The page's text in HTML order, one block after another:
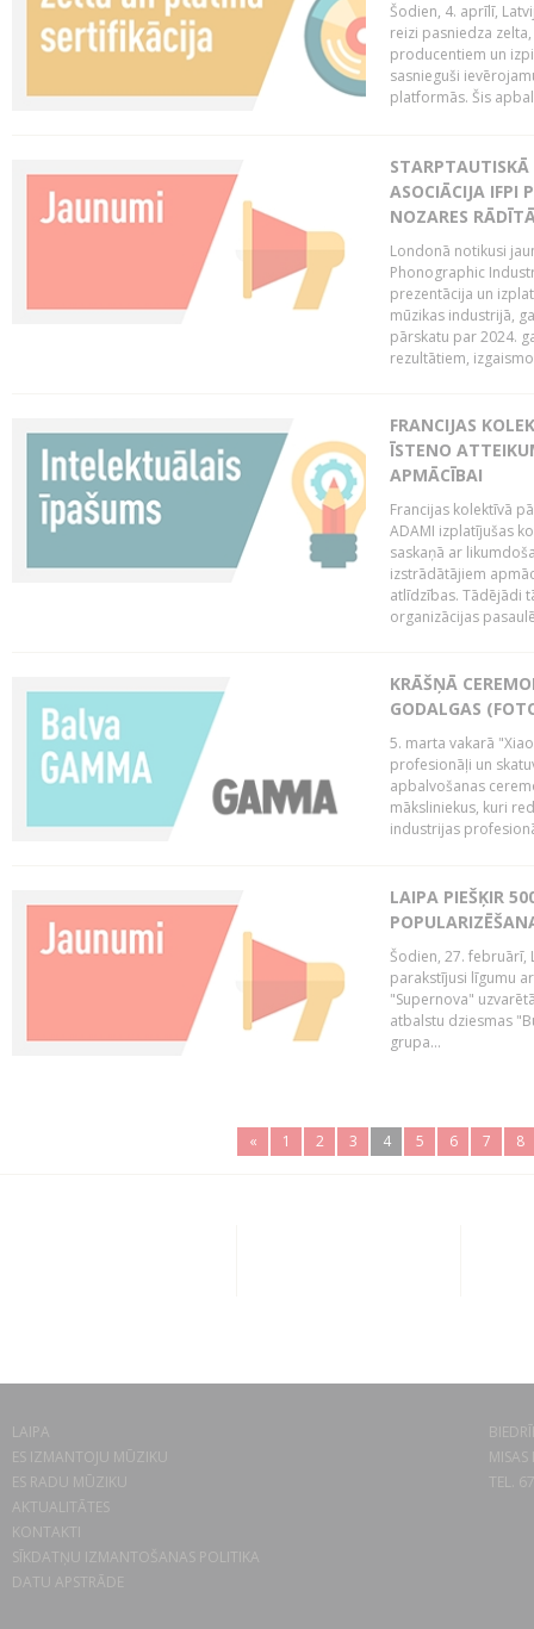
Šodien, 4. aprīlī,
reizi pasniedza
producentiem un
sasnieguši
platformās. Šis
STARPTAUTISKĀ
ASOCIĀCIJA IFPI
NOZARES
Londonā notikusi
Phonographic
prezentācija un
mūzikas industrijā,
pārskatu par 2024.
rezultātiem,
FRANCIJAS
ĪSTENO
APMĀCĪBAI
Francijas kolektīvā
ADAMI izplatījušas
saskaņā ar
izstrādātājiem
atlīdzības. Tādējādi
organizācijas
KRĀŠŅĀ
GODALGAS
5. marta vakarā
profesionāļi un
apbalvošanas
māksliniekus, kuri
industrijas
LAIPA PIEŠĶIR
Šodien, 27. februārī,
parakstījusi līgumu
"Supernova"
atbalstu dziesmas
grupa...
« 1 2 3 4 5 6 7 8
LAIPA
ES IZMANTOJU MŪZIKU
ES RADU MŪZIKU
AKTUALITĀTES
KONTAKTI
SĪKDATŅU IZMANTOŠANAS POLITIKA
DATU APSTRĀDE
TEL.